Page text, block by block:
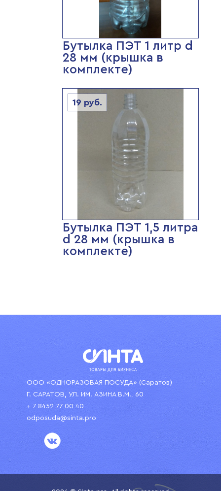
Бутылка ПЭТ 1 литр d
28 мм (крышка в
комплекте)
19 руб.
Бутылка ПЭТ 1,5 литра
d 28 мм (крышка в
комплекте)
ООО «ОДНОРАЗОВАЯ ПОСУДА» (Саратов)
Г. САРАТОВ, УЛ. ИМ. АЗИНА В.М., 60
+ 7 8452 77 00 40
odposuda@sinta.pro